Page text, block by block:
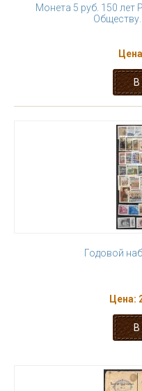
Монета 5 руб. 150
Обществу.
Годовой
Цена: